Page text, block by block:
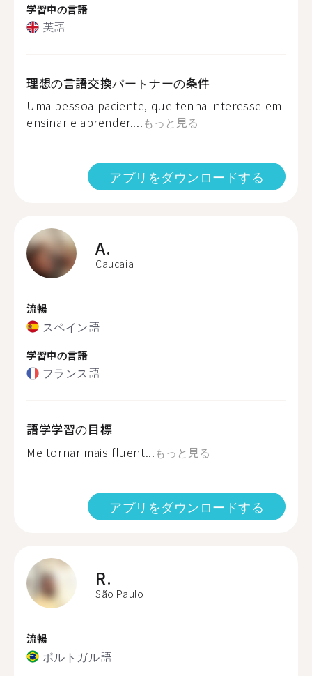
学習中の言語
英語
理想の言語交換パートナーの条件
Uma pessoa paciente, que tenha interesse em
ensinar e aprender....もっと見る
アプリをダウンロードする
A.
Caucaia
流暢
スペイン語
学習中の言語
フランス語
語学学習の目標
Me tornar mais fluent...もっと見る
アプリをダウンロードする
R.
São Paulo
流暢
ポルトガル語